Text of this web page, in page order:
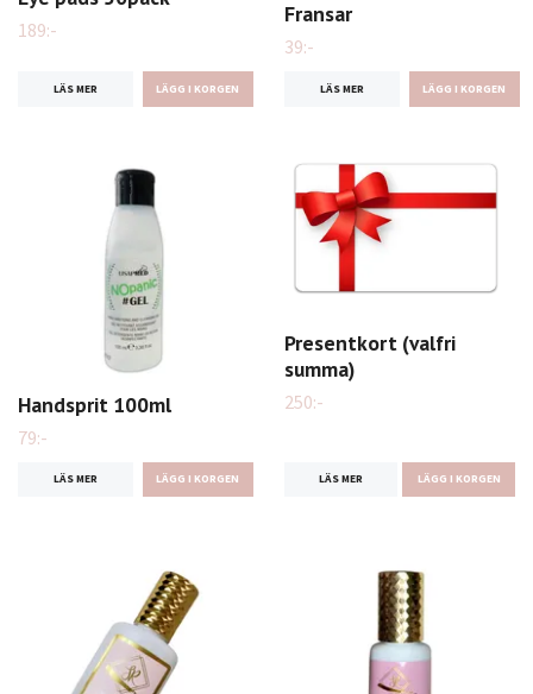
189:-
LÄS MER
Fransar
39:-
LÄS MER
Handsprit 100ml
79:-
LÄS MER
Presentkort (valfri
summa)
250:-
LÄS MER LÄGG I KORGEN